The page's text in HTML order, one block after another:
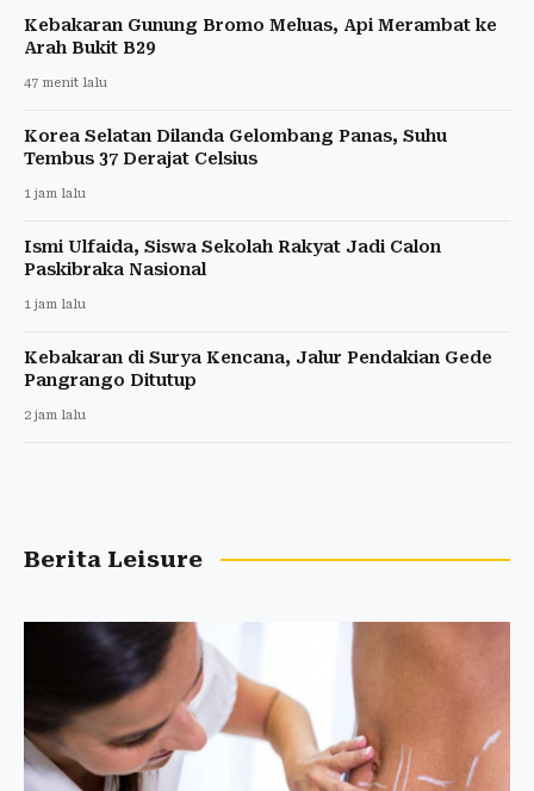
Kebakaran Gunung Bromo Meluas, Api Merambat ke
Arah Bukit B29
47 menit lalu
Korea Selatan Dilanda Gelombang Panas, Suhu
Tembus 37 Derajat Celsius
1 jam lalu
Ismi Ulfaida, Siswa Sekolah Rakyat Jadi Calon
Paskibraka Nasional
1 jam lalu
Kebakaran di Surya Kencana, Jalur Pendakian Gede
Pangrango Ditutup
2 jam lalu
Berita Leisure